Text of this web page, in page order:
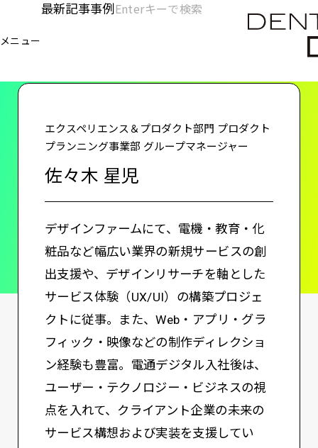
ン
ン
メニュー
[KC]
ー
メ
イ
ン
最新記事事例
検
索
佐々木 星児
エクスペリエンス＆プロダクト部門 プロダクト
プランニング事業部 グループマネージャー
デザインファームにて、電機・教育・化
粧品など幅広い業界の新規サービスの創
出支援や、デザインリサーチを軸とした
サービス体験（UX/UI）の構築プロジェ
クトに従事。また、Web・アプリ・グラ
フィック・映像などの制作ディレクショ
ン経験も豊富。電通デジタル入社後は、
ユーザー・テクノロジー・ビジネスの視
点を入れて、クライアント企業の未来の
サービス構想および実装を支援してい